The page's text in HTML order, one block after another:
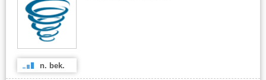
n. bek.